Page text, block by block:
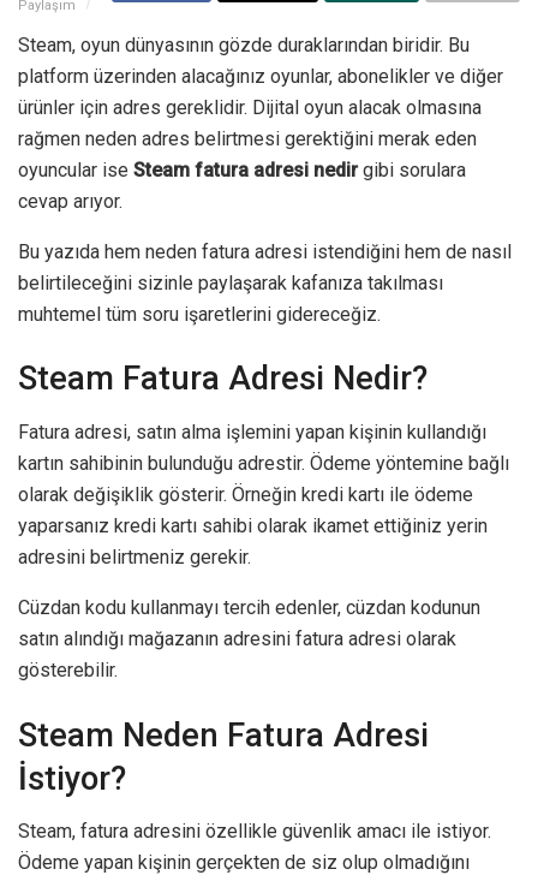
Paylaşım
Steam, oyun dünyasının gözde duraklarından biridir. Bu
platform üzerinden alacağınız oyunlar, abonelikler ve diğer
ürünler için adres gereklidir. Dijital oyun alacak olmasına
rağmen neden adres belirtmesi gerektiğini merak eden
oyuncular ise Steam fatura adresi nedirgibi sorulara
cevap arıyor.
Bu yazıda hem neden fatura adresi istendiğini hem de nasıl
belirtileceğini sizinle paylaşarak kafanıza takılması
muhtemel tüm soru işaretlerini gidereceğiz.
Steam Fatura Adresi Nedir?
Fatura adresi, satın alma işlemini yapan kişinin kullandığı
kartın sahibinin bulunduğu adrestir. Ödeme yöntemine bağlı
olarak değişiklik gösterir. Örneğin kredi kartı ile ödeme
yaparsanız kredi kartı sahibi olarak ikamet ettiğiniz yerin
adresini belirtmeniz gerekir.
Cüzdan kodu kullanmayı tercih edenler, cüzdan kodunun
satın alındığı mağazanın adresini fatura adresi olarak
gösterebilir.
Steam Neden Fatura Adresi
İstiyor?
Steam, fatura adresini özellikle güvenlik amacı ile istiyor.
Ödeme yapan kişinin gerçekten de siz olup olmadığını